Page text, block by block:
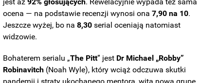
jest aż92% głosujących. Rewelacyjnie wypada też sama
ocena — na podstawie recenzji wynosi ona7,90 na 10.
Jeszcze wyżej, bo na8,30 serial oceniają natomiast
widzowie.
Bohaterem serialu „The Pitt” jest Dr Michael „Robby”
Robinavitch (Noah Wyle), który wciąż odczuwa skutki